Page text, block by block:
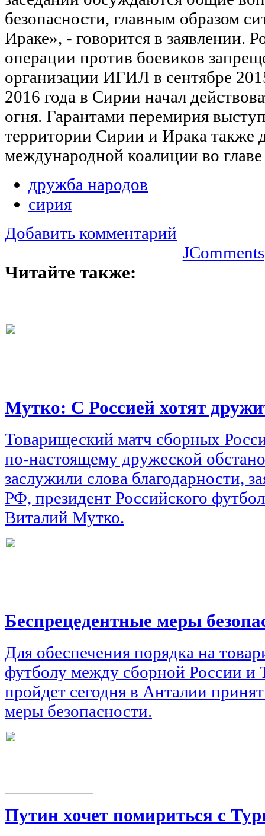
безопасности, главным образом
Ираке», - говорится в заявлении.
операции против боевиков
организации ИГИЛ в сентябре
2016 года в Сирии начал
огня. Гарантами перемирия
территории Сирии и Ирака также
международной коалиции во
дружба народов
сирия
Добавить комментарий
JComments
Читайте также:
Мутко: С Россией хотят
Товарищеский матч сборных
по-настоящему дружеской
заслужили слова благодарности,
РФ, президент Российского
Виталий Мутко.
Беспрецедентные меры
Для обеспечения порядка на
футболу между сборной России и
пройдет сегодня в Анталии
меры безопасности.
Путин хочет помириться с